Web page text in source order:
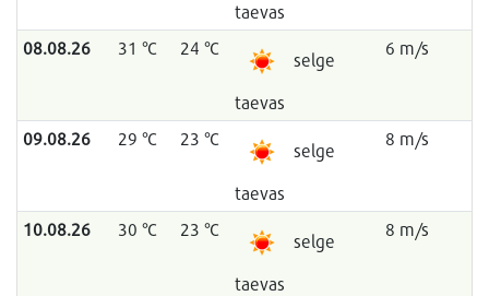
taevas
08.08.26 31 °C 24 °C
selge
taevas
6 m/s
09.08.26 29 °C 23 °C
selge
taevas
8 m/s
10.08.26 30 °C 23 °C
selge
taevas
8 m/s